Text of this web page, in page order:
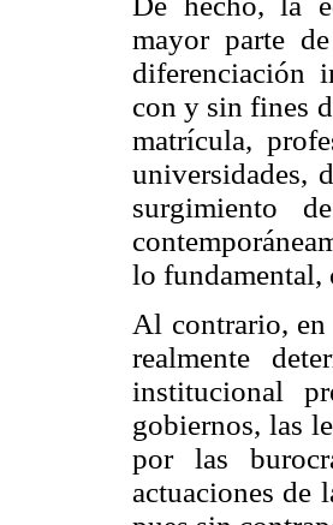
mayor parte
diferenciación
con y sin fines
matrícula,
universidades,
surgimiento
lo fundamental,
Al contrario, en
realmente
institucional
gobiernos, las
por las
actuaciones de